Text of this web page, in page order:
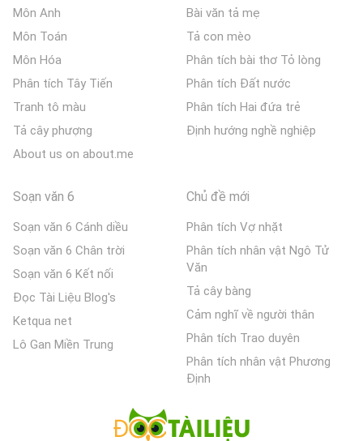
Môn Anh
Môn Toán
Môn Hóa
Phân tích Tây Tiến
Tranh tô màu
Tả cây phượng
About us on about.me
Bài văn tả mẹ
Tả con mèo
Phân tích bài thơ Tỏ lòng
Phân tích Đất nước
Phân tích Hai đứa trẻ
Định hướng nghề nghiệp
Soạn văn 6
Soạn văn 6 Cánh diều
Soạn văn 6 Chân trời
Soạn văn 6 Kết nối
Đọc Tài Liệu Blog's
Ketqua net
Lô Gan Miền Trung
Chủ đề mới
Phân tích Vợ nhặt
Phân tích nhân vật Ngô Tử
Văn
Tả cây bàng
Cảm nghĩ về người thân
Phân tích Trao duyên
Phân tích nhân vật Phương
Định